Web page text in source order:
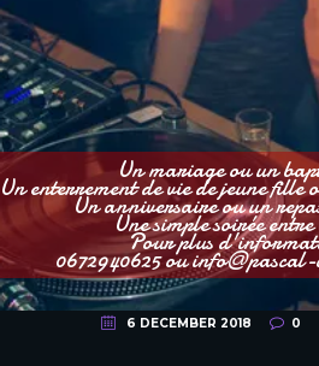
Un mariage ou un
Un enterrement de vie de jeune fille
Un anniversaire ou un
Une simple soirée
Pour plus
0672940625 ou
6 DECEMBER 2018 0